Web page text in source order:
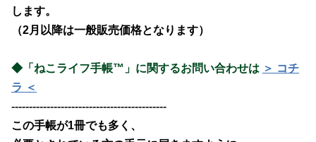
します。
（2月以降は一般販売価格となります）
◆「ねこライフ手帳™」に関するお問い合わせは ＞ コチ
ラ ＜
--------------------------------------------
この手帳が1冊でも多く、